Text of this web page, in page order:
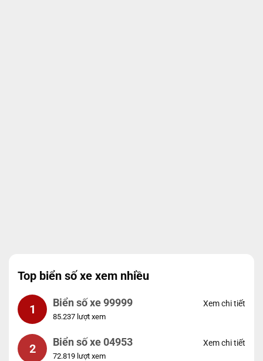
Top biển số xe xem nhiều
1 Biển số xe 99999
85.237 lượt xem
Xem chi tiết
2 Biển số xe 04953
72.819 lượt xem
Xem chi tiết